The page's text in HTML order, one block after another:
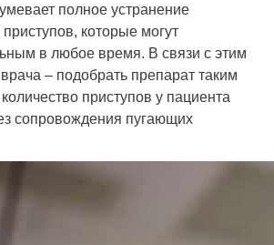
полное устранение
которые могут
в любое время. В связи с этим
– подобрать препарат таким
приступов у пациента
сопровождения пугающих